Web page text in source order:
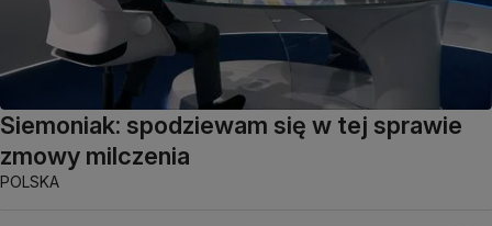
Siemoniak: spodziewam się w tej sprawie
zmowy milczenia
POLSKA